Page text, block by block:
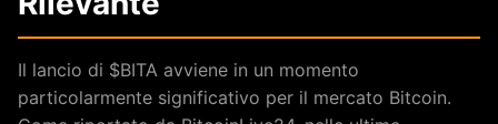
Il lancio di $BITA avviene in un momento
particolarmente significativo per il mercato Bitcoin.